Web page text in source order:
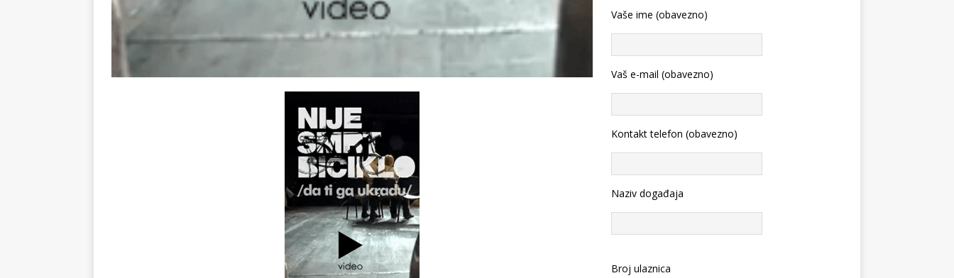
Vaše ime (obavezno)
Vaš e-mail (obavezno)
Kontakt telefon (obavezno)
Naziv događaja
Broj ulaznica